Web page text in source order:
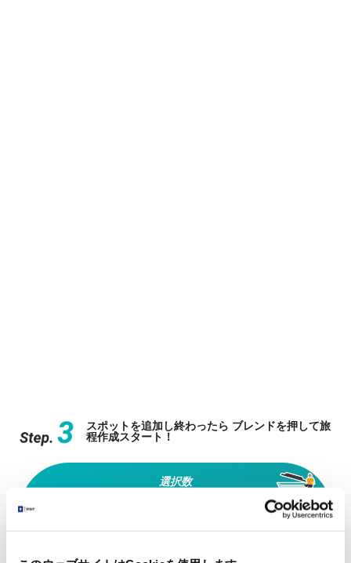
スポットを追加し終わったら ブレンドを押して旅
程作成スタート！
選択数